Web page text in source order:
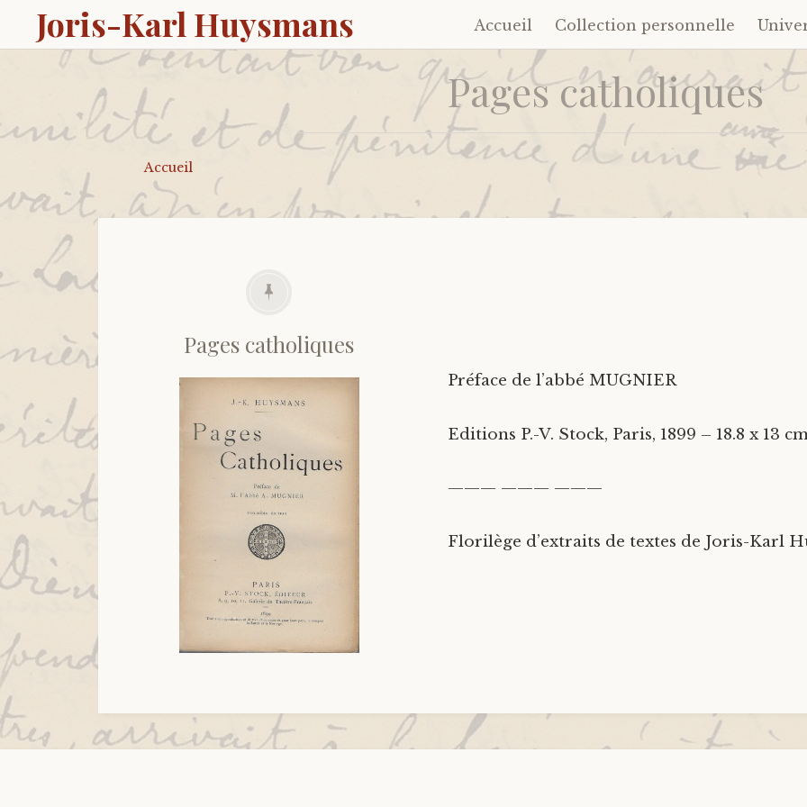
Joris-Karl Huysmans
Accéder
au
contenu
principal
Accueil Collection personnelle
Pages catholiques
Accueil
Pages catholiques
Préface de l’abbé MUGNIER
Editions P.-V. Stock, Paris, 1899 – 18.8 x 13
——— ——— ———
Florilège d’extraits de textes de Joris-Karl